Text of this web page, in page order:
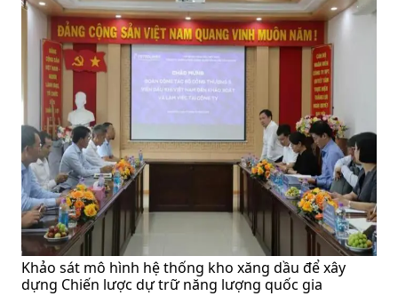
Khảo sát mô hình hệ thống kho xăng dầu để xây
dựng Chiến lược dự trữ năng lượng quốc gia